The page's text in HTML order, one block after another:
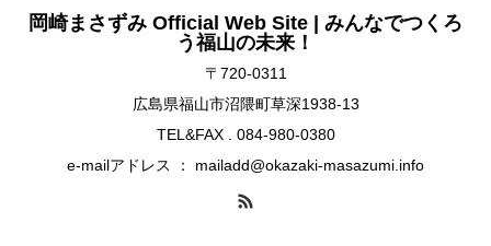
岡崎まさずみ Official Web Site | みんなでつくろ
う福山の未来！
〒720-0311
広島県福山市沼隈町草深1938-13
TEL&FAX . 084-980-0380
e-mailアドレス ： mailadd@okazaki-masazumi.info